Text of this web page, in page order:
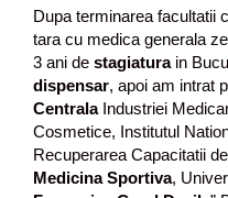
Dupa terminarea facultatii
tara cu medica generala
3 ani de stagiaturain
dispensar, apoi am intrat
CentralaIndustriei
Cosmetice, Institutul
Recuperarea Capacitatii
Medicina Sportiva,